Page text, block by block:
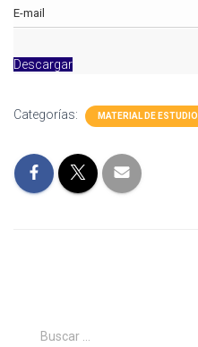
Descargar
Categorías: MATERIAL DE ESTUDIO
BBuscar …